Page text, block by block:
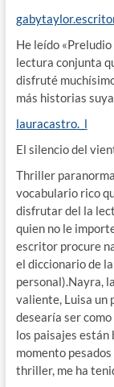
He leído «Preludio
lectura conjunta
disfruté
más historias
lauracastro._l
El silencio del
Thriller
vocabulario rico
disfrutar del la
quien no le
escritor procure
el diccionario de
personal).Nayra,
valiente, Luisa un
desearía ser
los paisajes están
momento
thriller, me ha